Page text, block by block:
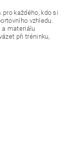
každého, kdo si
vzhledu.
a materiálu
při tréninku,